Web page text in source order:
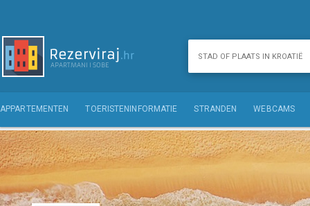
APPARTEMENTEN TOERISTENINFORMATIE STRANDEN WEBCAMS